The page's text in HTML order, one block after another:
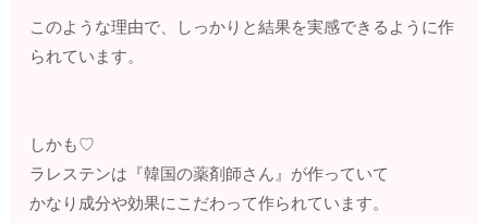
このような理由で、しっかりと結果を実感できるように作
られています。
しかも♡
ラレステンは『韓国の薬剤師さん』が作っていて
かなり成分や効果にこだわって作られています。